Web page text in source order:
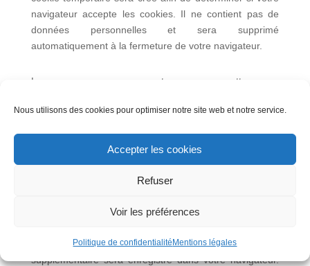
Nous utilisons des cookies pour optimiser notre site web et notre service.
Accepter les cookies
Refuser
Voir les préférences
Politique de confidentialité Mentions légales
navigateur accepte les cookies. Il ne contient pas de
données personnelles et sera supprimé
automatiquement à la fermeture de votre navigateur.
Lorsque vous vous connecterez, nous mettrons en
informations de connexion et vos préférences d’écran.
jours, celle d’un cookie d’option d’écran est d’un an. Si
connexion sera conservé pendant deux semaines. Si
connexion sera effacé.
En modifiant ou en publiant une publication, un cookie
supplémentaire sera enregistré dans votre navigateur.